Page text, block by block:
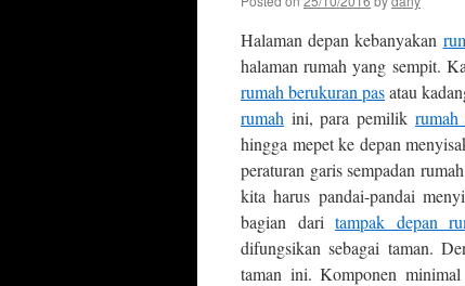
Halaman depan kebanyakan
halaman rumah yang sempit.
rumah berukuran pasatau
rumah ini, para pemilik rumah
hingga mepet ke depan
peraturan garis sempadan
kita harus pandai-pandai
bagian daritampak depan
difungsikan sebagai taman.
taman ini. Komponen